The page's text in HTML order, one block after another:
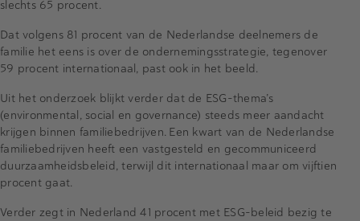
slechts 65 procent.
Dat volgens 81 procent van de Nederlandse deelnemers de
familie het eens is over de ondernemingsstrategie, tegenover
59 procent internationaal, past ook in het beeld.
Uit het onderzoek blijkt verder dat de ESG-thema’s
(environmental, social en governance) steeds meer aandacht
krijgen binnen familiebedrijven. Een kwart van de Nederlandse
familiebedrijven heeft een vastgesteld en gecommuniceerd
duurzaamheidsbeleid, terwijl dit internationaal maar om vijftien
procent gaat.
Verder zegt in Nederland 41 procent met ESG-beleid bezig te